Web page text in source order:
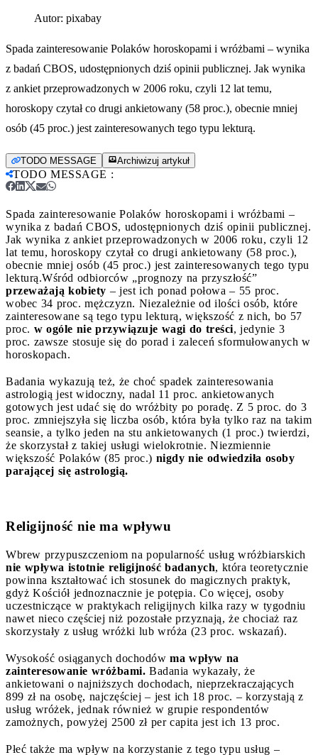
Autor: pixabay
Spada zainteresowanie Polaków horoskopami i wróżbami – wynika
z badań CBOS, udostępnionych dziś opinii publicznej. Jak wynika
z ankiet przeprowadzonych w 2006 roku, czyli 12 lat temu,
horoskopy czytał co drugi ankietowany (58 proc.), obecnie mniej
osób (45 proc.) jest zainteresowanych tego typu lekturą.
TODO MESSAGE Archiwizuj artykuł
TODO MESSAGE :
Spada zainteresowanie Polaków horoskopami i wróżbami –
wynika z badań CBOS, udostępnionych dziś opinii publicznej.
Jak wynika z ankiet przeprowadzonych w 2006 roku, czyli 12
lat temu, horoskopy czytał co drugi ankietowany (58 proc.),
obecnie mniej osób (45 proc.) jest zainteresowanych tego typu
lekturą.Wśród odbiorców „prognozy na przyszłość”
przeważają kobiety – jest ich ponad połowa – 55 proc.
wobec 34 proc. mężczyzn. Niezależnie od ilości osób, które
zainteresowane są tego typu lekturą, większość z nich, bo 57
proc. w ogóle nie przywiązuje wagi do treści, jedynie 3
proc. zawsze stosuje się do porad i zaleceń sformułowanych w
horoskopach.
Badania wykazują też, że choć spadek zainteresowania
astrologią jest widoczny, nadal 11 proc. ankietowanych
gotowych jest udać się do wróżbity po poradę. Z 5 proc. do 3
proc. zmniejszyła się liczba osób, która była tylko raz na takim
seansie, a tylko jeden na stu ankietowanych (1 proc.) twierdzi,
że skorzystał z takiej usługi wielokrotnie. Niezmiennie
większość Polaków (85 proc.) nigdy nie odwiedziła osoby
parającej się astrologią.
Religijność nie ma wpływu
Wbrew przypuszczeniom na popularność usług wróżbiarskich
nie wpływa istotnie religijność badanych, która teoretycznie
powinna kształtować ich stosunek do magicznych praktyk,
gdyż Kościół jednoznacznie je potępia. Co więcej, osoby
uczestniczące w praktykach religijnych kilka razy w tygodniu
nawet nieco częściej niż pozostałe przyznają, że chociaż raz
skorzystały z usług wróżki lub wróża (23 proc. wskazań).
Wysokość osiąganych dochodów ma wpływ na
zainteresowanie wróżbami. Badania wykazały, że
ankietowani o najniższych dochodach, nieprzekraczających
899 zł na osobę, najczęściej – jest ich 18 proc. – korzystają z
usług wróżek, jednak również w grupie respondentów
zamożnych, powyżej 2500 zł per capita jest ich 13 proc.
Płeć także ma wpływ na korzystanie z tego typu usług –